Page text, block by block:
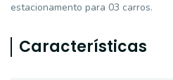
estacionamento para 03 carros.
Características